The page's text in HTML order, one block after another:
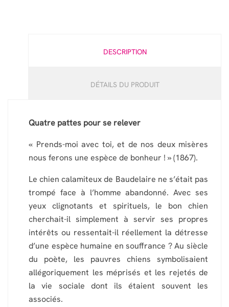
DESCRIPTION
DÉTAILS DU PRODUIT
Quatre pattes pour se relever
« Prends-moi avec toi, et de nos deux misères
nous ferons une espèce de bonheur ! » (1867).
Le chien calamiteux de Baudelaire ne s’était pas
trompé face à l’homme abandonné. Avec ses
yeux clignotants et spirituels, le bon chien
cherchait-il simplement à servir ses propres
intérêts ou ressentait-il réellement la détresse
d’une espèce humaine en souffrance ? Au siècle
du poète, les pauvres chiens symbolisaient
allégoriquement les méprisés et les rejetés de
la vie sociale dont ils étaient souvent les
associés.